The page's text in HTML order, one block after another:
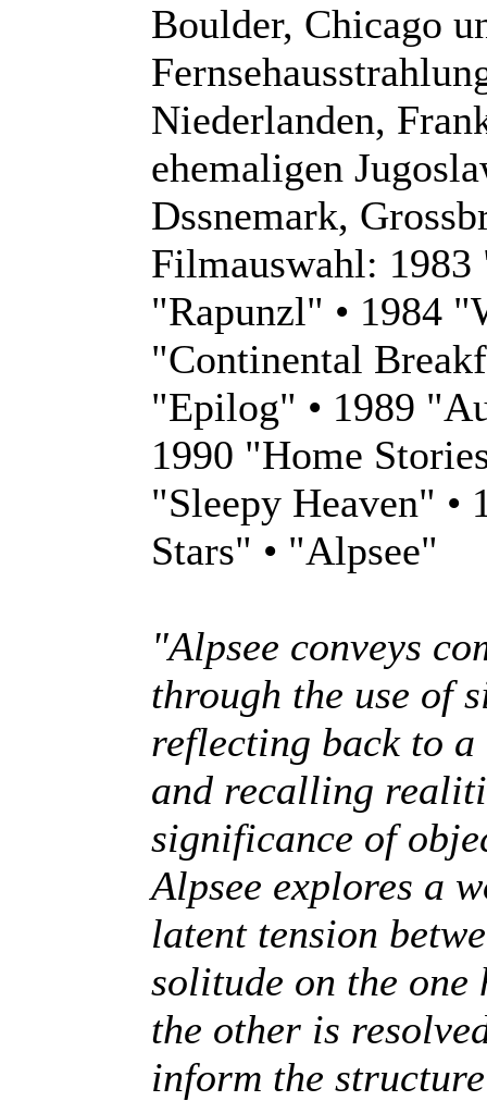
Boulder, Chicago
Niederlanden,
ehemaligen
Dssnemark,
Filmauswahl: 1983
"Rapunzl" • 1984
"Continental
"Epilog" • 1989
1990 "Home
"Sleepy Heaven" •
Stars" • "Alpsee"
"Alpsee conveys
through the use of
reflecting back to
and recalling
significance of
Alpsee explores a
latent tension
solitude on the one
the other is
inform the